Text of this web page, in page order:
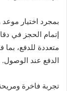
بمجرد اختيار
إتمام الحجز في
متعددة للدفع، بما
الدفع عند الوصول.
تجربة فاخرة